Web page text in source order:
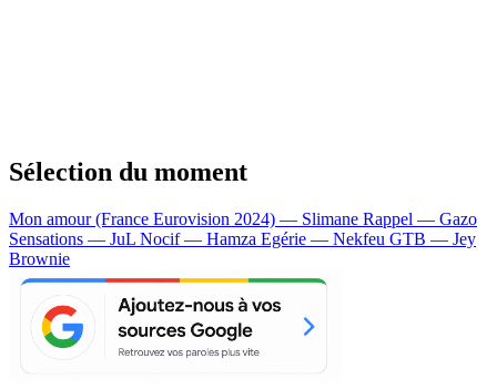
Sélection du moment
Mon amour (France Eurovision 2024) — Slimane Rappel — Gazo
Sensations — JuL Nocif — Hamza Egérie — Nekfeu GTB — Jey
Brownie